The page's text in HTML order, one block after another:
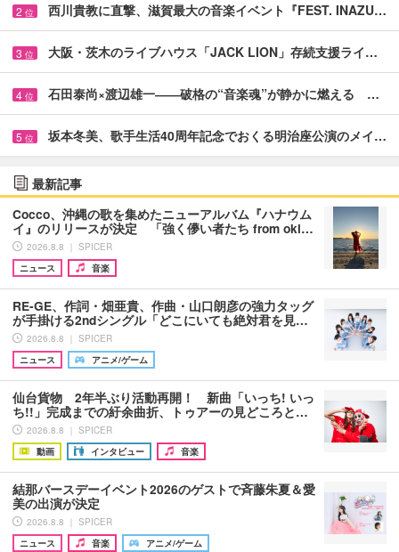
2 位 西川貴教に直撃、滋賀最大の音楽イベント『FEST. INAZU…
3 位 大阪・茨木のライブハウス「JACK LION」存続支援ライ…
4 位 石田泰尚×渡辺雄一――破格の“音楽魂”が静かに燃える …
5 位 坂本冬美、歌手生活40周年記念でおくる明治座公演のメイ…
最新記事
Cocco、沖縄の歌を集めたニューアルバム『ハナウム
イ』のリリースが決定 「強く儚い者たち from oki…
2026.8.8 ｜ SPICER
ニュース
音楽
RE-GE、作詞・畑亜貴、作曲・山口朗彦の強力タッグ
が手掛ける2ndシングル「どこにいても絶対君を見…
2026.8.8 ｜ SPICER
ニュース
アニメ/ゲーム
仙台貨物 2年半ぶり活動再開！ 新曲「いっち! いっ
ち!!」完成までの紆余曲折、トゥアーの見どころと…
2026.8.8 ｜ SPICER
動画
インタビュー 音楽
結那バースデーイベント2026のゲストで斉藤朱夏＆愛
美の出演が決定
2026.8.8 ｜ SPICER
ニュース
音楽 アニメ/ゲーム